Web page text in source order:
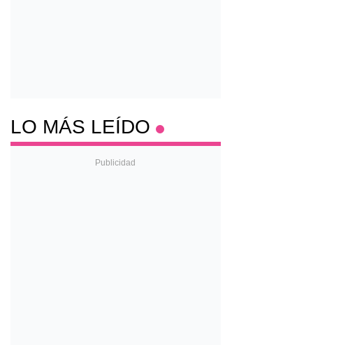
LO MÁS LEÍDO